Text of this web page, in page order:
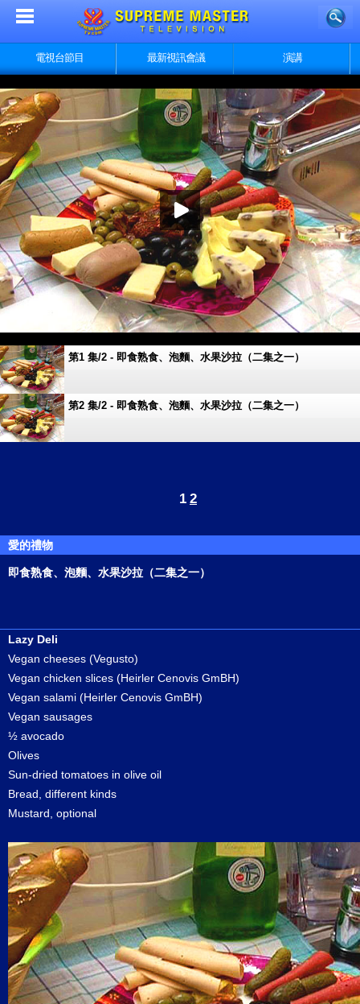
電視台節目 最新視訊會議 演講
第1 集/2 - 即食熟食、泡麵、水果沙拉（二集之一）
第2 集/2 - 即食熟食、泡麵、水果沙拉（二集之一）
1 2
愛的禮物
即食熟食、泡麵、水果沙拉（二集之一）
Lazy Deli
Vegan cheeses (Vegusto)
Vegan chicken slices (Heirler Cenovis GmBH)
Vegan salami (Heirler Cenovis GmBH)
Vegan sausages
½ avocado
Olives
Sun-dried tomatoes in olive oil
Bread, different kinds
Mustard, optional